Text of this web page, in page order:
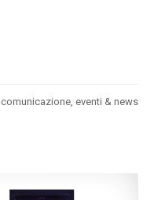
comunicazione, eventi & news